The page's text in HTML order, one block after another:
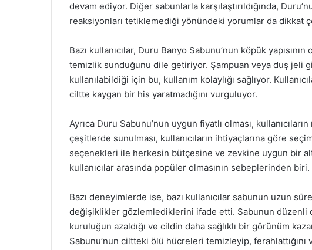
devam ediyor. Diğer sabunlarla karşılaştırıldığında,
reaksiyonları tetiklemediği yönündeki yorumlar da dikkat
Bazı kullanıcılar, Duru Banyo Sabunu’nun köpük
temizlik sunduğunu dile getiriyor. Şampuan veya duş jeli
kullanılabildiği için bu, kullanım kolaylığı sağlıyor.
ciltte kaygan bir his yaratmadığını vurguluyor.
Ayrıca Duru Sabunu’nun uygun fiyatlı olması,
çeşitlerde sunulması, kullanıcıların ihtiyaçlarına göre
seçenekleri ile herkesin bütçesine ve zevkine uygun bir
kullanıcılar arasında popüler olmasının sebeplerinden biri.
Bazı deneyimlerde ise, bazı kullanıcılar sabunun uzun
değişiklikler gözlemlediklerini ifade etti. Sabunun düzenli
kuruluğun azaldığı ve cildin daha sağlıklı bir görünüm
Sabunu’nun ciltteki ölü hücreleri temizleyip, ferahlattığını